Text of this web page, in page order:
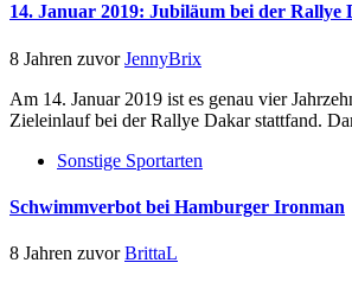
14. Januar 2019: Jubiläum bei der Rallye
8 Jahren zuvorJennyBrix
Am 14. Januar 2019 ist es genau vier
Zieleinlauf bei der Rallye Dakar stattfand.
Sonstige Sportarten
Schwimmverbot bei Hamburger Ironman
8 Jahren zuvorBrittaL